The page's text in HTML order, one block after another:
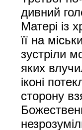
дивний
Матері із
її на
зустріли
яких
іконі
сторону